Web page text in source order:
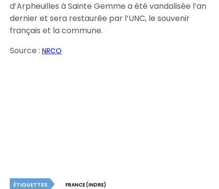
d’Arpheuilles à Sainte Gemme a été vandalisée l’an
dernier et sera restaurée par l’UNC, le souvenir
français et la commune.
Source :NRCO
ÉTIQUETTES
FRANCE (INDRE)